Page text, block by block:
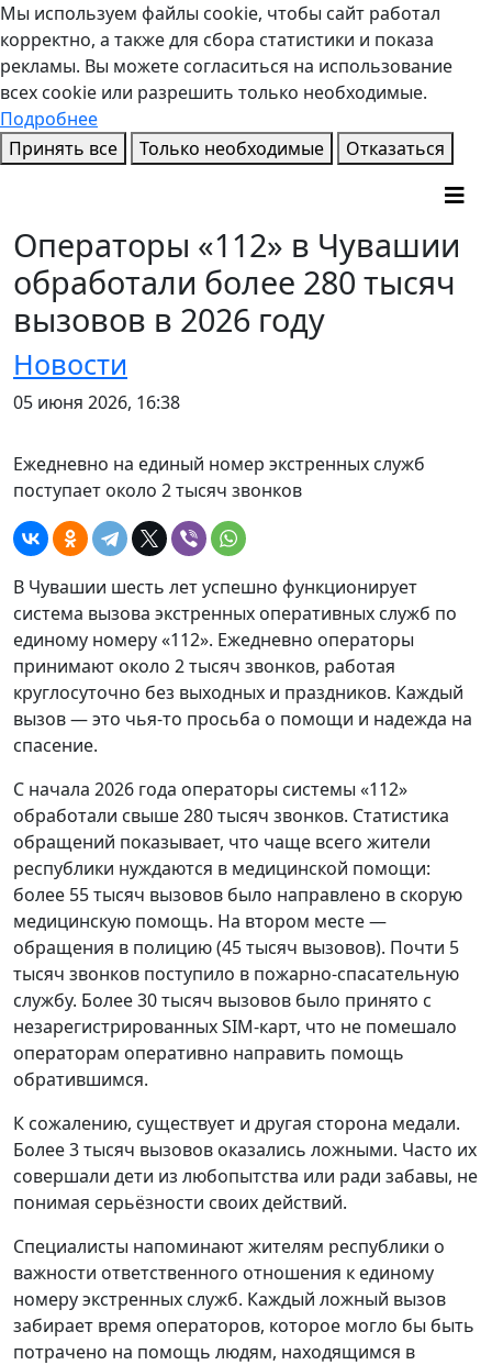
Мы используем файлы cookie, чтобы сайт работал
корректно, а также для сбора статистики и показа
рекламы. Вы можете согласиться на использование
всех cookie или разрешить только необходимые.
Подробнее
Принять все
Только необходимые Отказаться
Операторы «112» в Чувашии
обработали более 280 тысяч
вызовов в 2026 году
Новости
05 июня 2026, 16:38
Ежедневно на единый номер экстренных служб
поступает около 2 тысяч звонков
В Чувашии шесть лет успешно функционирует
система вызова экстренных оперативных служб по
единому номеру «112». Ежедневно операторы
принимают около 2 тысяч звонков, работая
круглосуточно без выходных и праздников. Каждый
вызов — это чья-то просьба о помощи и надежда на
спасение.
С начала 2026 года операторы системы «112»
обработали свыше 280 тысяч звонков. Статистика
обращений показывает, что чаще всего жители
республики нуждаются в медицинской помощи:
более 55 тысяч вызовов было направлено в скорую
медицинскую помощь. На втором месте —
обращения в полицию (45 тысяч вызовов). Почти 5
тысяч звонков поступило в пожарно-спасательную
службу. Более 30 тысяч вызовов было принято с
незарегистрированных SIM-карт, что не помешало
операторам оперативно направить помощь
обратившимся.
К сожалению, существует и другая сторона медали.
Более 3 тысяч вызовов оказались ложными. Часто их
совершали дети из любопытства или ради забавы, не
понимая серьёзности своих действий.
Специалисты напоминают жителям республики о
важности ответственного отношения к единому
номеру экстренных служб. Каждый ложный вызов
забирает время операторов, которое могло бы быть
потрачено на помощь людям, находящимся в